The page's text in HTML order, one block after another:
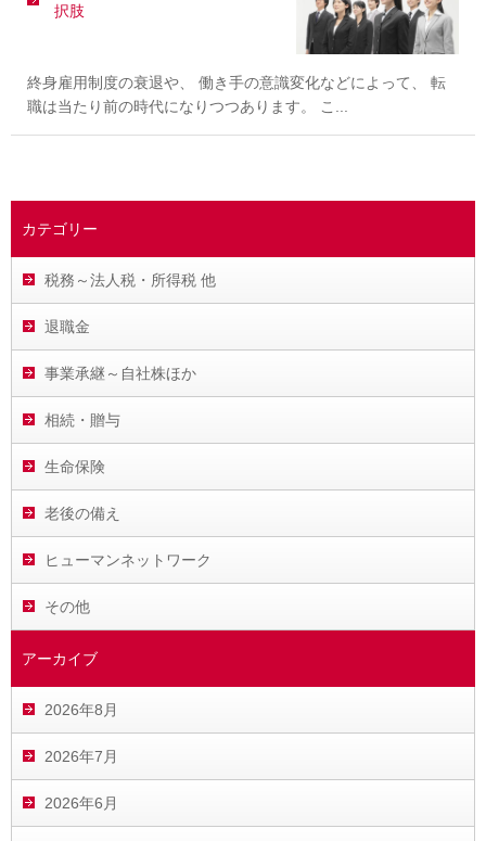
カテゴリー
税務～法人税・所得税 他
退職金
事業承継～自社株ほか
相続・贈与
生命保険
老後の備え
ヒューマンネットワーク
その他
アーカイブ
2026年8月
2026年7月
2026年6月
択肢
終身雇用制度の衰退や、 働き手の意識変化などによって、 転
職は当たり前の時代になりつつあります。 こ...